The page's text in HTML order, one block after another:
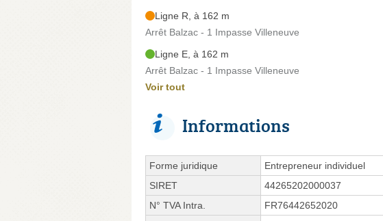
Ligne R, à 162 m
Arrêt Balzac - 1 Impasse Villeneuve
Ligne E, à 162 m
Arrêt Balzac - 1 Impasse Villeneuve
Voir tout
Informations
Forme juridique
Entrepreneur individuel
SIRET
44265202000037
N° TVA Intra.
FR76442652020